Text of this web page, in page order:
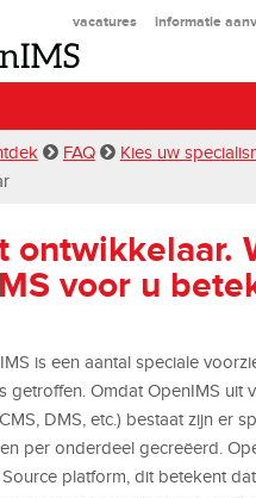
vacatures informatie
FAQ
Kies uw
ontwikkelaar.
voor u
is een aantal speciale
getroffen. Omdat OpenIMS uit
DMS, etc.) bestaat zijn er
per onderdeel gecreëerd.
platform, dit betekent